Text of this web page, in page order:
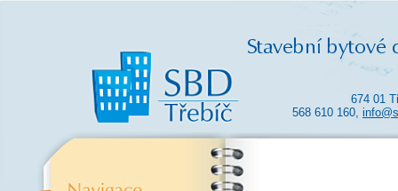
674 01
568 610 160,